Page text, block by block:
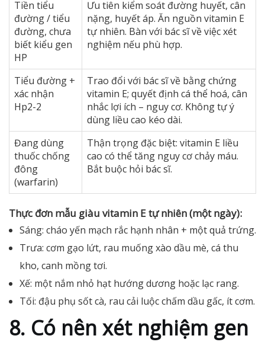
Tiền tiểu
đường / tiểu
đường, chưa
biết kiểu gen
HP
Ưu tiên kiểm soát đường huyết, cân
nặng, huyết áp. Ăn nguồn vitamin E
tự nhiên. Bàn với bác sĩ về việc xét
nghiệm nếu phù hợp.
Tiểu đường +
xác nhận
Hp2-2
Trao đổi với bác sĩ về bằng chứng
vitamin E; quyết định cá thể hoá, cân
nhắc lợi ích – nguy cơ. Không tự ý
dùng liều cao kéo dài.
Đang dùng
thuốc chống
đông
(warfarin)
Thận trọng đặc biệt: vitamin E liều
cao có thể tăng nguy cơ chảy máu.
Bắt buộc hỏi bác sĩ.
Thực đơn mẫu giàu vitamin E tự nhiên (một ngày):
Sáng: cháo yến mạch rắc hạnh nhân + một quả trứng.
Trưa: cơm gạo lứt, rau muống xào dầu mè, cá thu
kho, canh mồng tơi.
Xế: một nắm nhỏ hạt hướng dương hoặc lạc rang.
Tối: đậu phụ sốt cà, rau cải luộc chấm dầu gấc, ít cơm.
8. Có nên xét nghiệm gen